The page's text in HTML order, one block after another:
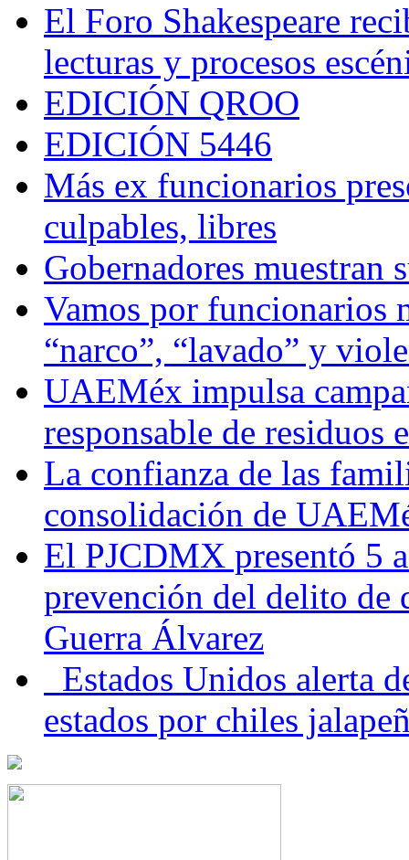
El Foro Shakespeare
lecturas y procesos
EDICIÓN QROO
EDICIÓN 5446
Más ex funcionarios
culpables, libres
Gobernadores muestran
Vamos por funcionarios
“narco”, “lavado” y
UAEMéx impulsa
responsable de residuos
La confianza de las
consolidación de
El PJCDMX presentó 5
prevención del delito de
Guerra Álvarez
Estados Unidos alerta
estados por chiles